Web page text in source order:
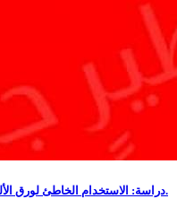
دراسة: الاستخدام الخاطئ لورق الألومنيوم قد يضر الكلى والعظام والجهاز العصبي.